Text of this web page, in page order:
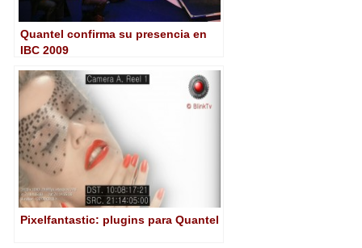
Quantel confirma su presencia en
IBC 2009
Pixelfantastic: plugins para Quantel